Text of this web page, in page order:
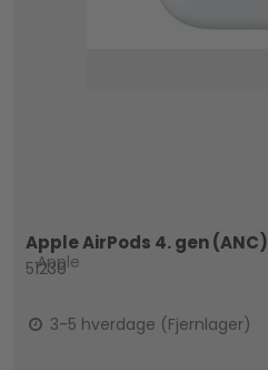
Apple AirPods 4. gen (ANC)
Apple
51239
3-5 hverdage (Fjernlager)